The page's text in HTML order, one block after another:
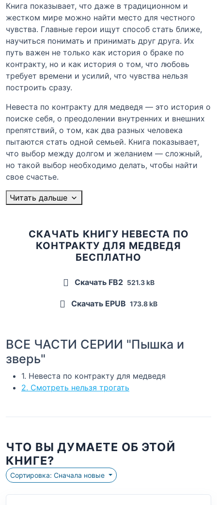
Книга показывает, что даже в традиционном и
жестком мире можно найти место для честного
чувства. Главные герои ищут способ стать ближе,
научиться понимать и принимать друг друга. Их
путь важен не только как история о браке по
контракту, но и как история о том, что любовь
требует времени и усилий, что чувства нельзя
построить сразу.
Невеста по контракту для медведя — это история о
поиске себя, о преодолении внутренних и внешних
препятствий, о том, как два разных человека
пытаются стать одной семьей. Книга показывает,
что выбор между долгом и желанием — сложный,
но такой выбор необходимо делать, чтобы найти
свое счастье.
Читать дальше
СКАЧАТЬ КНИГУ НЕВЕСТА ПО
КОНТРАКТУ ДЛЯ МЕДВЕДЯ
БЕСПЛАТНО
Скачать FB2 521.3 kB
Скачать EPUB 173.8 kB
ВСЕ ЧАСТИ СЕРИИ "Пышка и
зверь"
1. Невеста по контракту для медведя
2. Смотреть нельзя трогать
ЧТО ВЫ ДУМАЕТЕ ОБ ЭТОЙ
КНИГЕ?
Сортировка: Сначала новые